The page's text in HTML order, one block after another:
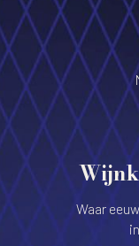
Waar